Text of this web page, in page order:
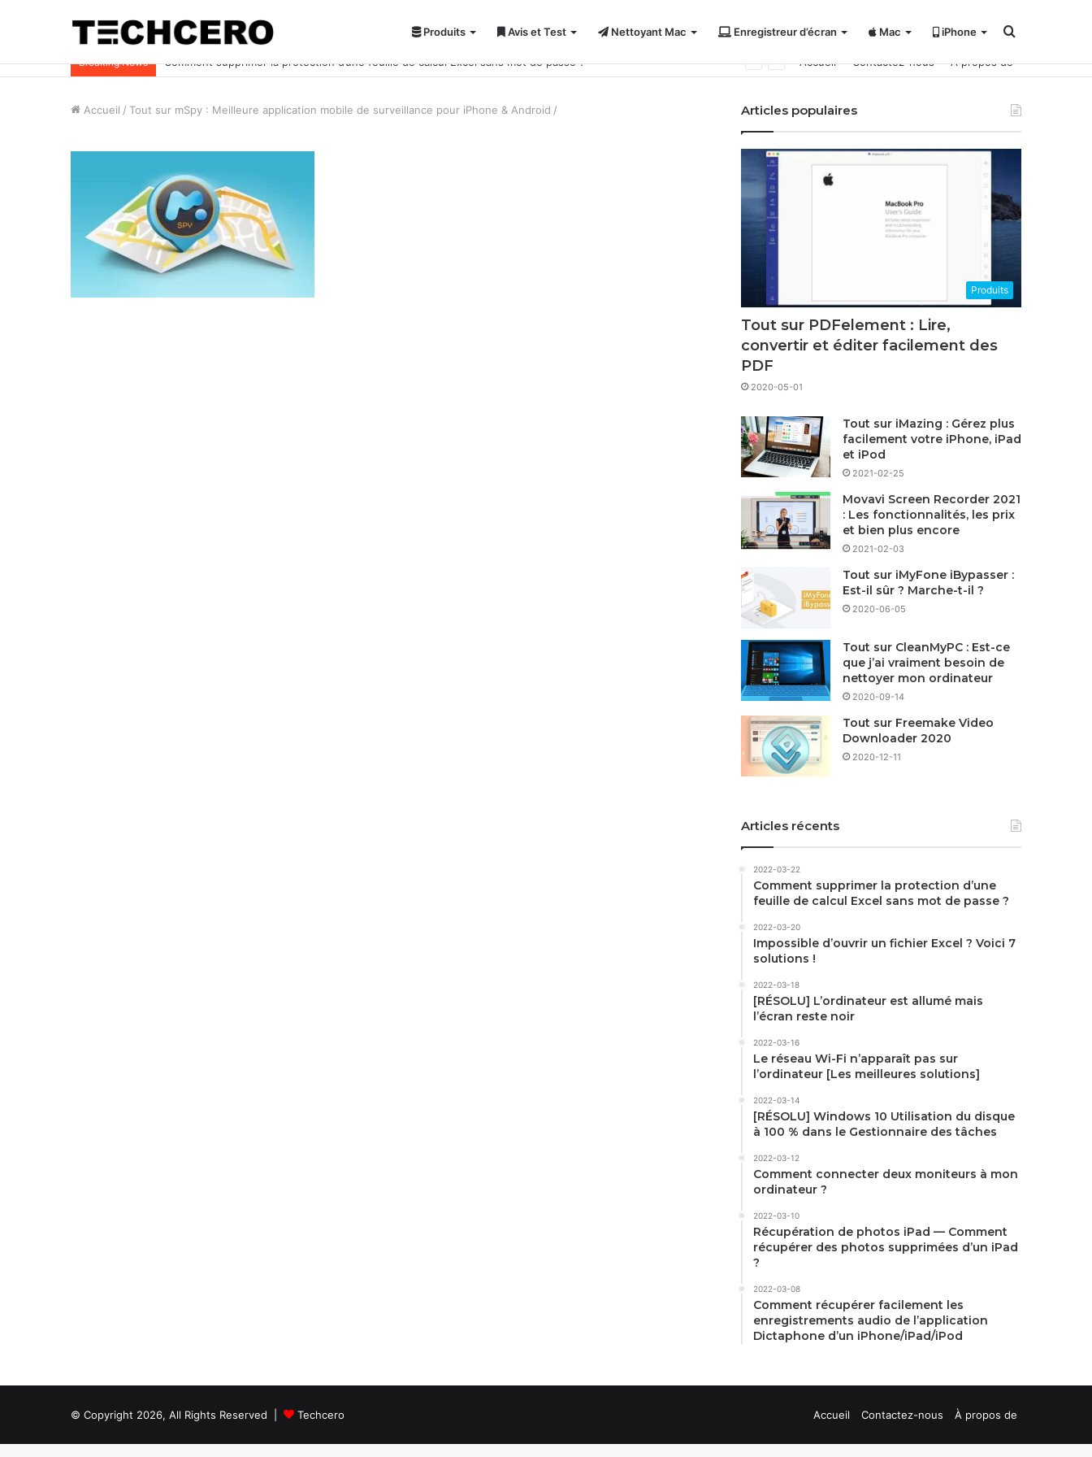
Produits Avis et Test Nettoyant Mac Enregistreur d’écran Mac iPhone Rechercher
Breaking News Impossible d’ouvrir un fichier Excel ? Voici 7 solutions ! Accueil Contactez-nous À propos de
Accueil / Tout sur mSpy : Meilleure application mobile de surveillance pour iPhone & Android / Articles populaires
Produits
Tout sur PDFelement : Lire,
convertir et éditer facilement des
PDF
2020-05-01
Tout sur iMazing : Gérez plus
facilement votre iPhone, iPad
et iPod
2021-02-25
Movavi Screen Recorder 2021
: Les fonctionnalités, les prix
et bien plus encore
2021-02-03
Tout sur iMyFone iBypasser :
Est-il sûr ? Marche-t-il ?
2020-06-05
Tout sur CleanMyPC : Est-ce
que j’ai vraiment besoin de
nettoyer mon ordinateur
2020-09-14
Tout sur Freemake Video
Downloader 2020
2020-12-11
Articles récents
2022-03-22
Comment supprimer la protection d’une
feuille de calcul Excel sans mot de passe ?
2022-03-20
Impossible d’ouvrir un fichier Excel ? Voici 7
solutions !
2022-03-18
[RÉSOLU] L’ordinateur est allumé mais
l’écran reste noir
2022-03-16
Le réseau Wi-Fi n’apparaît pas sur
l’ordinateur [Les meilleures solutions]
2022-03-14
[RÉSOLU] Windows 10 Utilisation du disque
à 100 % dans le Gestionnaire des tâches
2022-03-12
Comment connecter deux moniteurs à mon
ordinateur ?
2022-03-10
Récupération de photos iPad — Comment
récupérer des photos supprimées d’un iPad
?
2022-03-08
Comment récupérer facilement les
enregistrements audio de l’application
Dictaphone d’un iPhone/iPad/iPod
© Copyright 2026, All Rights Reserved | Techcero Accueil Contactez-nous À propos de